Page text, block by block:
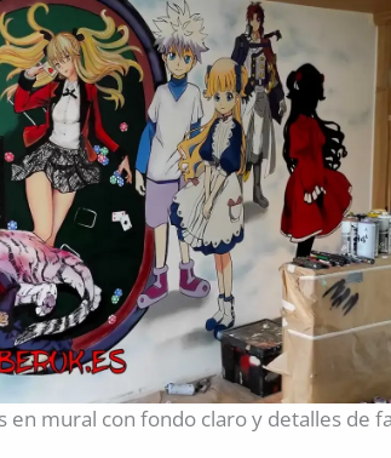
en mural con fondo claro y detalles de